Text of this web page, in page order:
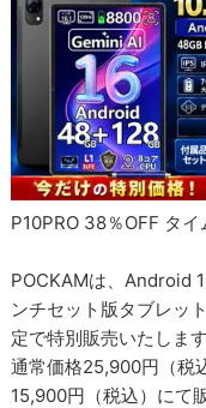
P10PRO 38％OFF タイ
POCKAMは、Android
ンチセット版タブレッ
定で特別販売いたします
通常価格25,900円（税
15,900円（税込）にて